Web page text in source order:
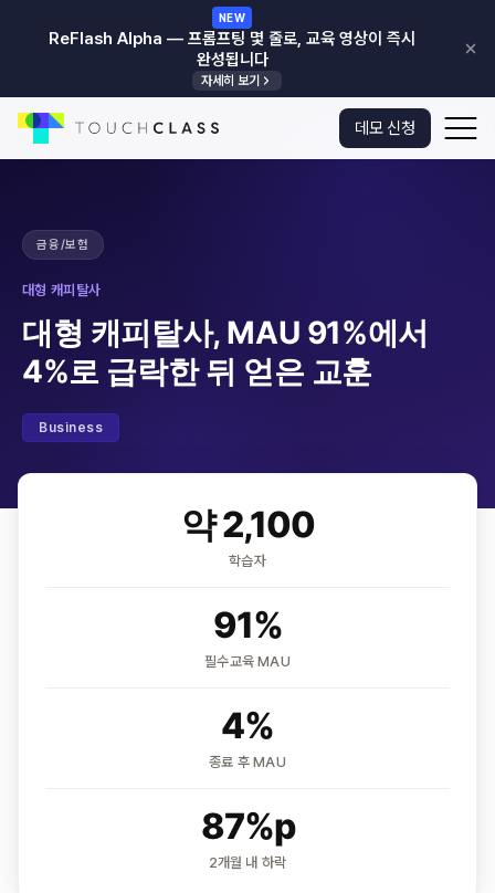
NEW
ReFlash Alpha — 프롬프팅 몇 줄로, 교육 영상이 즉시
완성됩니다
자세히 보기
가기
데모 신청
금융/보험
대형 캐피탈사
대형 캐피탈사, MAU 91%에서
4%로 급락한 뒤 얻은 교훈
Business
약 2,100
학습자
91%
필수교육 MAU
4%
종료 후 MAU
87%p
2개월 내 하락